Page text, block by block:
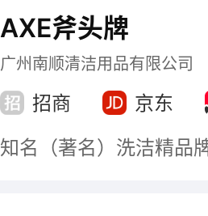
AXE斧头牌
广州南顺清洁用品有限公司
招商 京东